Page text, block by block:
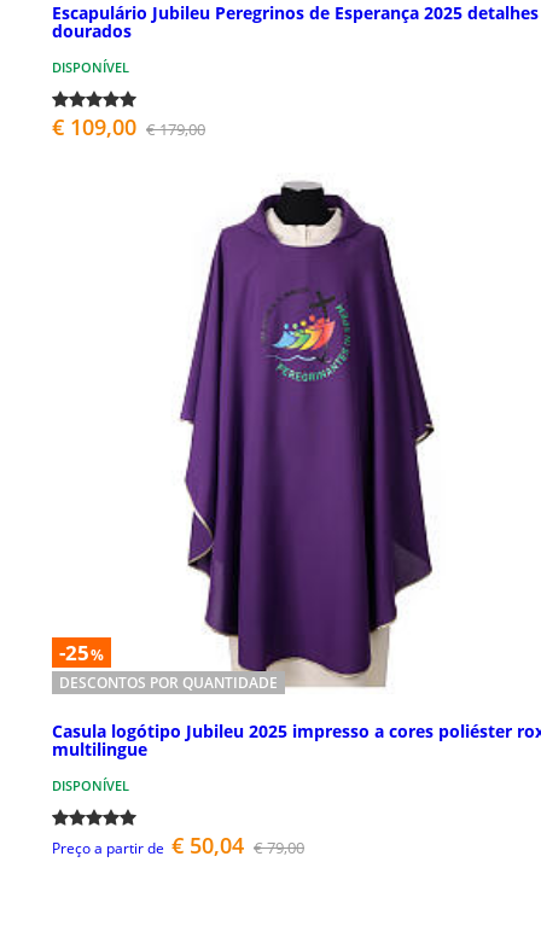
Escapulário Jubileu Peregrinos de Esperança 2025 detalhes
dourados
DISPONÍVEL
€ 109,00 € 179,00
-25%
DESCONTOS POR QUANTIDADE
Casula logótipo Jubileu 2025 impresso a cores poliéster
multilingue
DISPONÍVEL
Preço a partir de € 50,04 € 79,00